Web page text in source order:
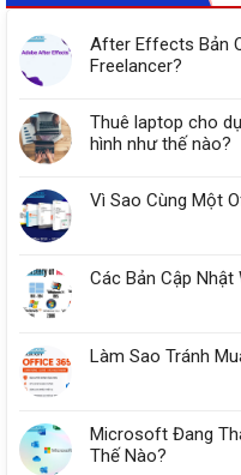
After Effects Bản
Freelancer?
Thuê laptop cho
hình như thế nào?
Vì Sao Cùng Một
Các Bản Cập
Làm Sao Tránh
Microsoft Đang
Thế Nào?